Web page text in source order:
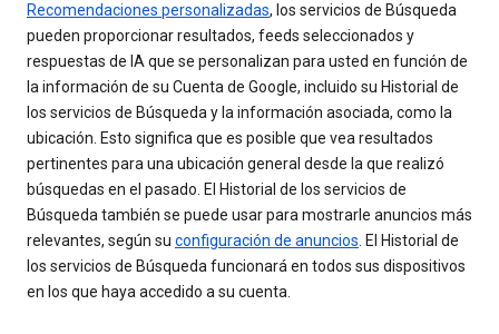
Recomendaciones personalizadas, los servicios de Búsqueda
pueden proporcionar resultados, feeds seleccionados y
respuestas de IA que se personalizan para usted en función de
la información de su Cuenta de Google, incluido su Historial de
los servicios de Búsqueda y la información asociada, como la
ubicación. Esto significa que es posible que vea resultados
pertinentes para una ubicación general desde la que realizó
búsquedas en el pasado. El Historial de los servicios de
Búsqueda también se puede usar para mostrarle anuncios más
relevantes, según su configuración de anuncios. El Historial de
los servicios de Búsqueda funcionará en todos sus dispositivos
en los que haya accedido a su cuenta.